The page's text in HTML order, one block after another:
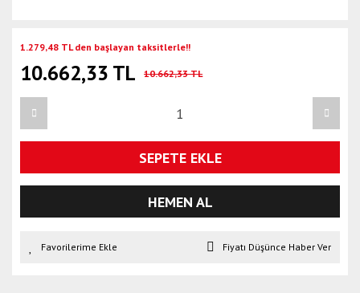
1.279,48 TL den başlayan taksitlerle!!
10.662,33 TL 10.662,33 TL
SEPETE EKLE
HEMEN AL
Fiyatı Düşünce Haber Ver